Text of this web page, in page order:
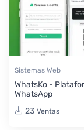
Sistemas Web
WhatsKo -
WhatsApp
23 Ventas